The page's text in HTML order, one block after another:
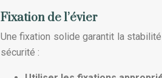
Fixation de l’évier
Une fixation solide garantit la
sécurité :